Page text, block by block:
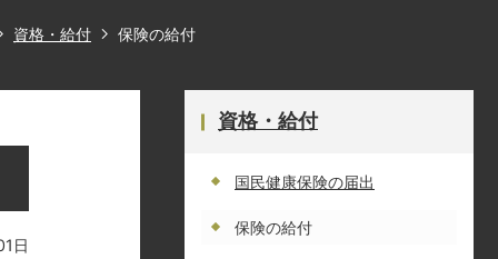
資格・給付 保険の給付
日
資格・給付
国民健康保険の届出
保険の給付